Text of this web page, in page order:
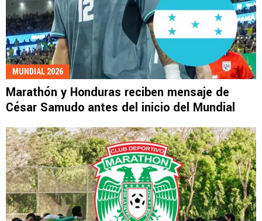
MUNDIAL 2026
Marathón y Honduras reciben mensaje de
César Samudo antes del inicio del Mundial